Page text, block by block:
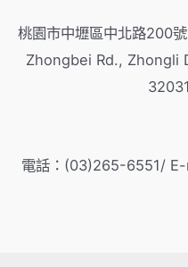
桃園市中壢區中北路200
Zhongbei Rd., Zhongli
電話：(03)265-6551/